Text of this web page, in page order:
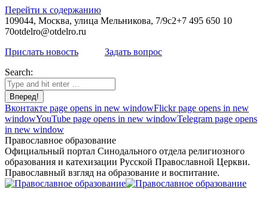
Перейти к содержанию
109044, Москва, улица Мельникова, 7/9с2+7 495 650 10
70otdelro@otdelro.ru
Прислать новость
Задать вопрос
Search:
Вконтакте page opens in new windowFlickr page opens in new
windowYouTube page opens in new windowTelegram page opens
in new window
Православное образование
Официальный портал Синодального отдела религиозного
образования и катехизации Русской Православной Церкви.
Православный взгляд на образование и воспитание.